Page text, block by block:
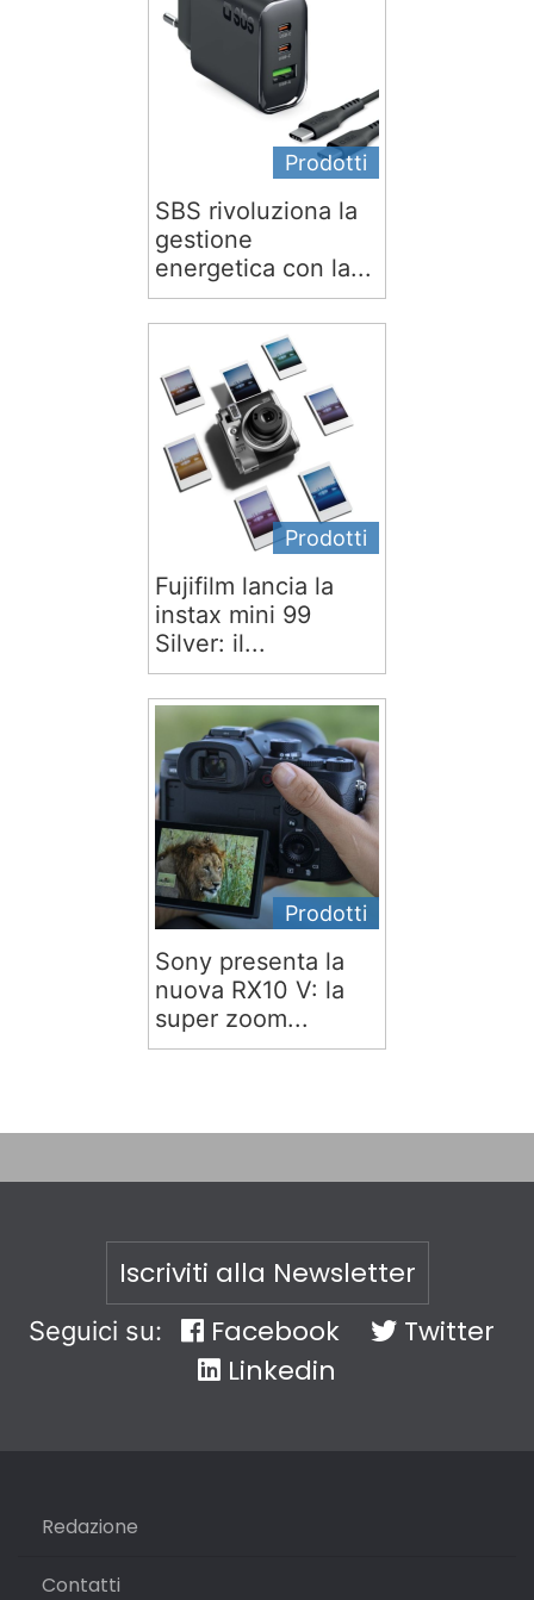
Prodotti
SBS rivoluziona la
gestione
energetica con la...
Prodotti
Fujifilm lancia la
instax mini 99
Silver: il...
Prodotti
Sony presenta la
nuova RX10 V: la
super zoom...
Iscriviti alla Newsletter
Seguici su: Facebook
Twitter
Linkedin
Redazione
Contatti